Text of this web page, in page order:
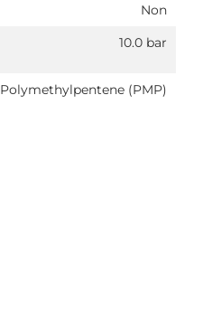
Non
10.0 bar
Polymethylpentene (PMP)